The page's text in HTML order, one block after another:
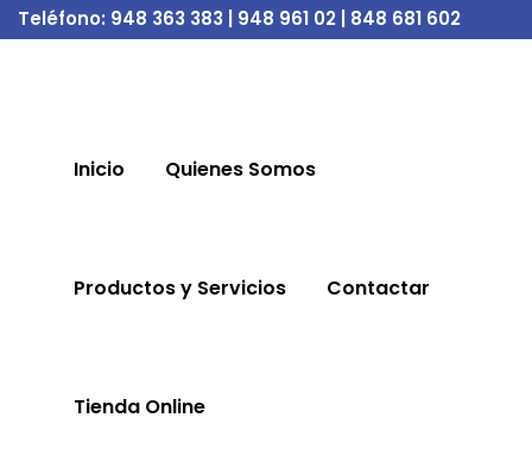
Teléfono: 948 363 383 | 948 961 02 | 848 681 602
Inicio Quienes Somos
Productos y Servicios Contactar
Tienda Online